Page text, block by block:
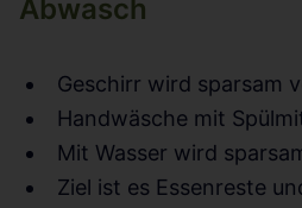
Abwasch
Geschirr wird sparsam
Handwäsche mit
Mit Wasser wird
Ziel ist es Essenreste